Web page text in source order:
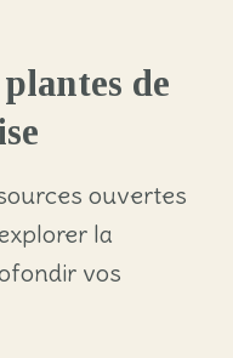
de
ouvertes
la
vos